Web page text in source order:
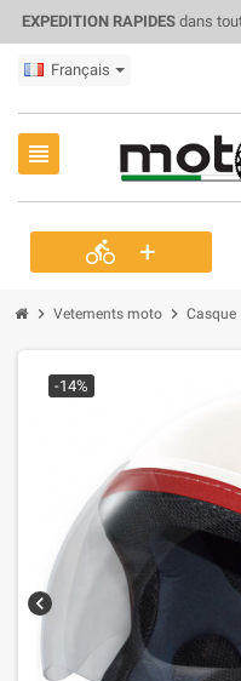
EXPEDITION RAPIDESdans
Français
view_headline
directions_bike +
chevron_right Vetements moto chevron_right Casque
chevron_left
-14%